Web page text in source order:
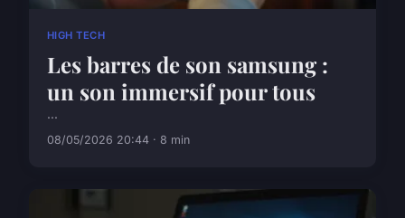
HIGH TECH
Les barres de son samsung :
un son immersif pour tous
...
08/05/2026 20:44 · 8 min